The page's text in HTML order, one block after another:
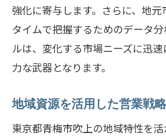
強化に寄与します。さらに、地
タイムで把握するためのデータ
ルは、変化する市場ニーズに迅
力な武器となります。
地域資源を活用した営業戦
東京都青梅市吹上の地域特性を